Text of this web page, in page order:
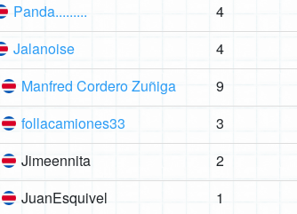
Panda......... 4
Jalanoise 4
Manfred Cordero Zuñiga 9
follacamiones33 3
Jimeennita 2
JuanEsquivel 1